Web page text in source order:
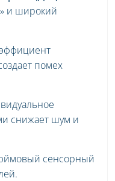
и широкий
помех
снижает шум и
сенсорный